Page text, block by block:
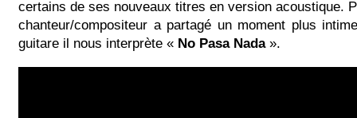
certains de ses nouveaux titres en version acoustique.
chanteur/compositeur a partagé un moment plus
guitare il nous interprète « No Pasa Nada».